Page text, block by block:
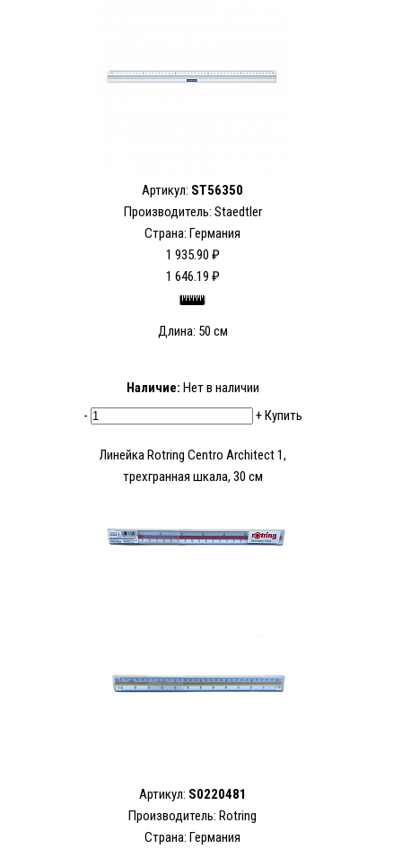
Артикул: ST56350
Производитель: Staedtler
Страна: Германия
1 935.90 ₽
1 646.19 ₽
Длина: 50 см
Наличие: Нет в наличии
-
+Купить
Линейка Rotring Centro Architect 1,
трехгранная шкала, 30 см
Артикул: S0220481
Производитель: Rotring
Страна: Германия